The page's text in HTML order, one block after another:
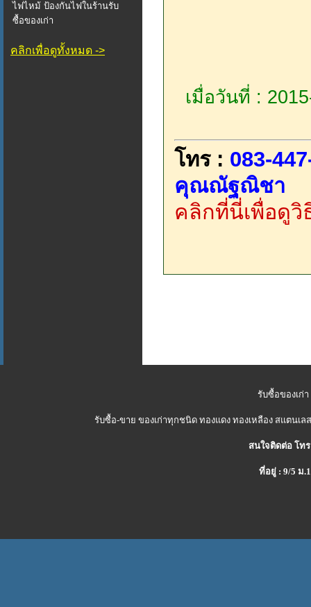
ไฟไหม้ ป้องกันไฟในร้านรับ
ซื้อของเก่า
คลิกเพื่อดูทั้งหมด ->
เมื่อวันที่ :
โทร : 083-
คุณณัฐณิชา
คลิกที่นี่เพื่อดูวิ
รับซื้อของเก่
รับซื้อ-ขาย ของเก่าทุกชนิด ทองแดง ทองเหลือง สแตนเ
สนใจติดต่อ โทร
ที่อยู่ : 9/5 ม